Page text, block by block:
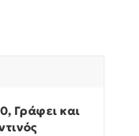
Γράφει και